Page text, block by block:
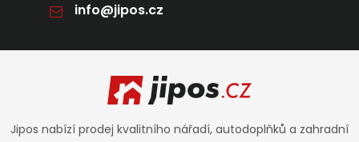
info@jipos.cz
Zápatí
Jipos nabízí prodej kvalitního nářadí, autodoplňků a zahradní